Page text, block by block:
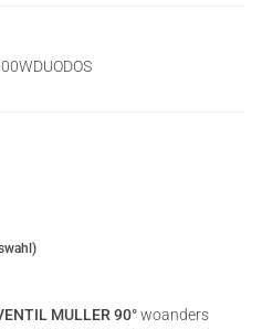
MULLER 90°woanders